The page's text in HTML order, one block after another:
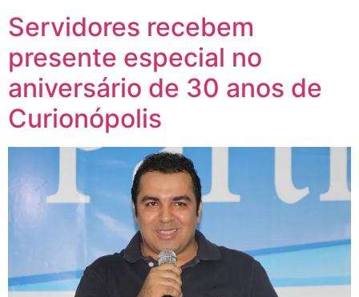
Servidores recebem
presente especial no
aniversário de 30 anos de
Curionópolis